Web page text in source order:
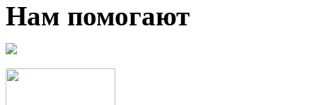
Нам помогают